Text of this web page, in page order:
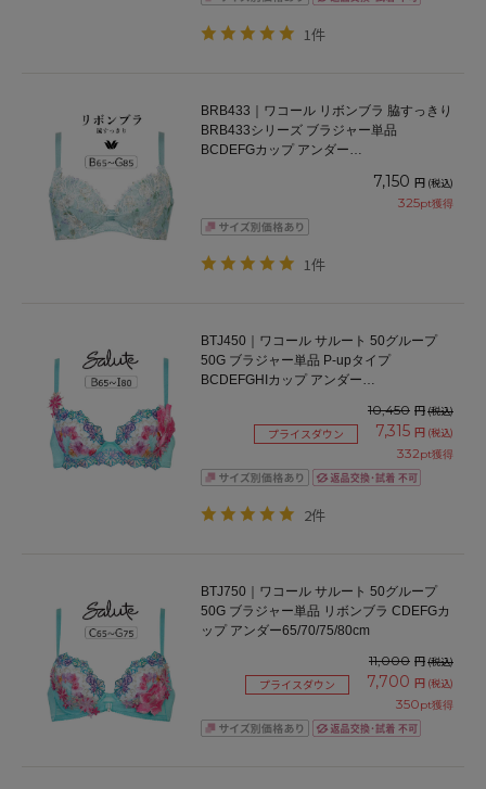
1件
BRB433｜ワコール リボンブラ 脇すっきり
BRB433シリーズ ブラジャー単品
BCDEFGカップ アンダー
7,150 円 (税込)
325pt獲得
1件
BTJ450｜ワコール サルート 50グループ
50G ブラジャー単品 P-upタイプ
BCDEFGHIカップ アンダー
10,450 円(税込)
プライスダウン 7,315 円 (税込)
332pt獲得
2件
BTJ750｜ワコール サルート 50グループ
50G ブラジャー単品 リボンブラ CDEFGカ
ップ アンダー65/70/75/80cm
11,000 円(税込)
プライスダウン 7,700 円 (税込)
350pt獲得